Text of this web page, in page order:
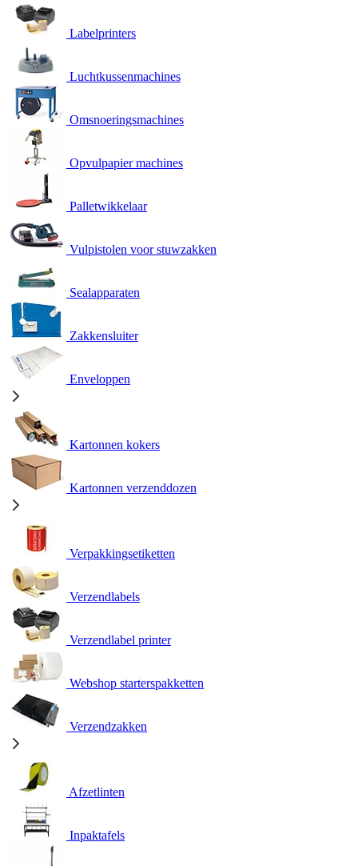
Labelprinters
Luchtkussenmachines
Omsnoeringsmachines
Opvulpapier machines
Palletwikkelaar
Vulpistolen voor stuwzakken
Sealapparaten
Zakkensluiter
Enveloppen
Kartonnen kokers
Kartonnen verzenddozen
Verpakkingsetiketten
Verzendlabels
Verzendlabel printer
Webshop starterspakketten
Verzendzakken
Afzetlinten
Inpaktafels